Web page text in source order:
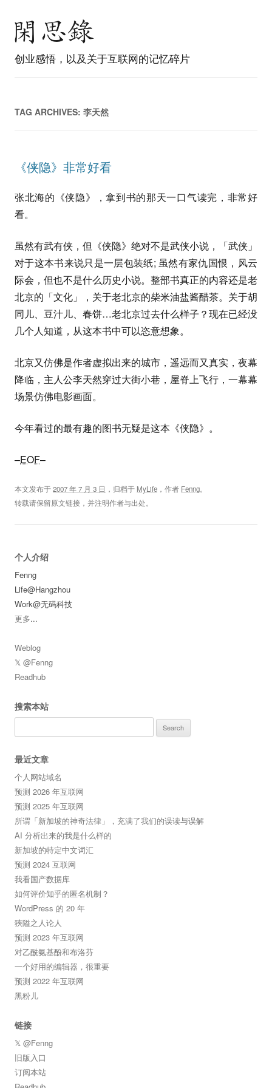
创业感悟，以及关于互联网的记忆碎片
TAG ARCHIVES: 李天然
《侠隐》非常好看
张北海的《侠隐》，拿到书的那天一口气读完，非常好
看。
虽然有武有侠，但《侠隐》绝对不是武侠小说，「武侠」
对于这本书来说只是一层包装纸; 虽然有家仇国恨，风云
际会，但也不是什么历史小说。整部书真正的内容还是老
北京的「文化」，关于老北京的柴米油盐酱醋茶。关于胡
同儿、豆汁儿、春饼…老北京过去什么样子？现在已经没
几个人知道，从这本书中可以恣意想象。
北京又仿佛是作者虚拟出来的城市，遥远而又真实，夜幕
降临，主人公李天然穿过大街小巷，屋脊上飞行，一幕幕
场景仿佛电影画面。
今年看过的最有趣的图书无疑是这本《侠隐》。
–EOF–
本文发布于2007 年 7 月 3 日 ，归档于 MyLife ，作者 Fenng。
转载请保留原文链接，并注明作者与出处。
个人介绍
Fenng
Life@Hangzhou
Work@无码科技
更多...
Weblog
𝕏 @Fenng
Readhub
搜索本站
for:
最近文章
个人网站域名
预测 2026 年互联网
预测 2025 年互联网
所谓「新加坡的神奇法律」，充满了我们的误读与误解
AI 分析出来的我是什么样的
新加坡的特定中文词汇
预测 2024 互联网
我看国产数据库
如何评价知乎的匿名机制？
WordPress 的 20 年
狹隘之人论人
预测 2023 年互联网
对乙酰氨基酚和布洛芬
一个好用的编辑器，很重要
预测 2022 年互联网
黑粉儿
链接
𝕏 @Fenng
旧版入口
订阅本站